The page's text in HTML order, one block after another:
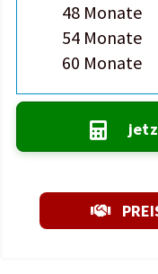
48 Monate
54 Monate
60 Monate